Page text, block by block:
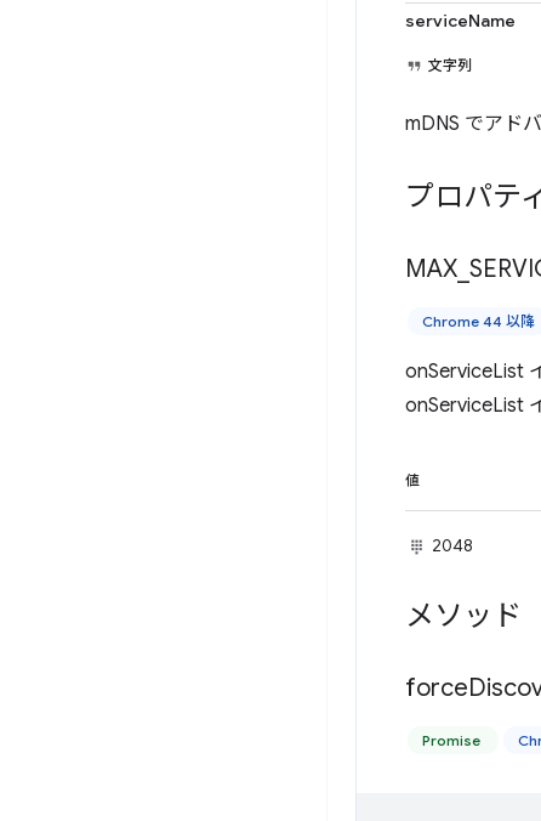
serviceName
文字列
mDNS でアド
プロパテ
MAX
Chrome 44 以降
onServiceList
onServiceList
値
2048
メソッド
force
Promise